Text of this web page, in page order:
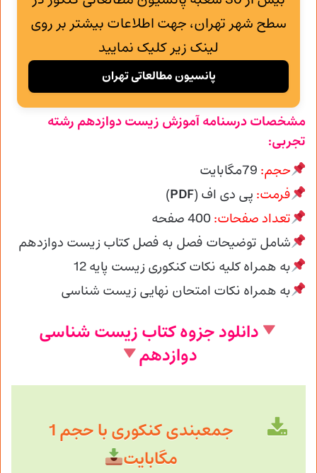
سطح شهر تهران، جهت اطلاعات بیشتر بر روی
لینک زیر کلیک نمایید
پانسیون مطالعاتی تهران
مشخصات درسنامه آموزش زیست دوازدهم رشته
تجربی:
حجم:
فرمت: پی دی اف (PDF
)
تعداد صفحات:400 صفحه
شامل توضیحات فصل به فصل کتاب زیست دوازدهم
به همراه کلیه نکات کنکوری زیست پایه 12
به همراه نکات امتحان نهایی زیست شناسی
دانلود جزوه کتاب زیست شناسی
دوازدهم
جمعبندی کنکوری با حجم 1
مگابایت